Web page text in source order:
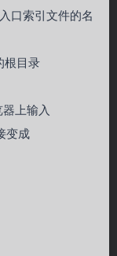
口索引文件的名
根目录
上输入
变成